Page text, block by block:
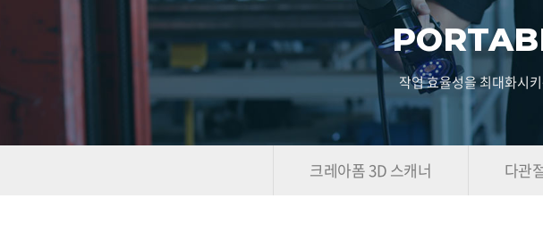
작업 효율성을 최대화시
크레아폼 3D 스캐너 다관